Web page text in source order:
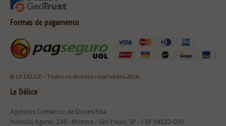
Formas de pagamento
© LE DÉLICE - Todos os direitos reservados 2026
Le Délice
Agdoces Comércio de Doces ltda
Avenida Agami, 236 - Moema - São Paulo, SP - CEP 04522-000